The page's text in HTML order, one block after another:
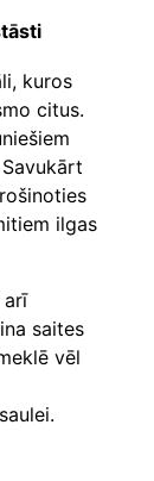
kuros
citus.
ilgas
arī
saites
vēl